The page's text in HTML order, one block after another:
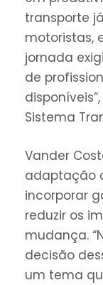
transporte
motoristas,
jornada
de
Sistema
Vander
adaptação
incorporar
reduzir os
mudança.
decisão
um tema